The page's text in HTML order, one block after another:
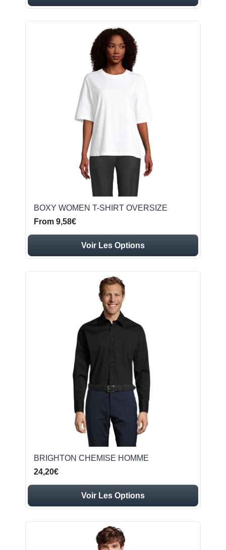
BOXY WOMEN T-SHIRT OVERSIZE
From 9,58€
Voir Les Options
BRIGHTON CHEMISE HOMME
24,20€
Voir Les Options